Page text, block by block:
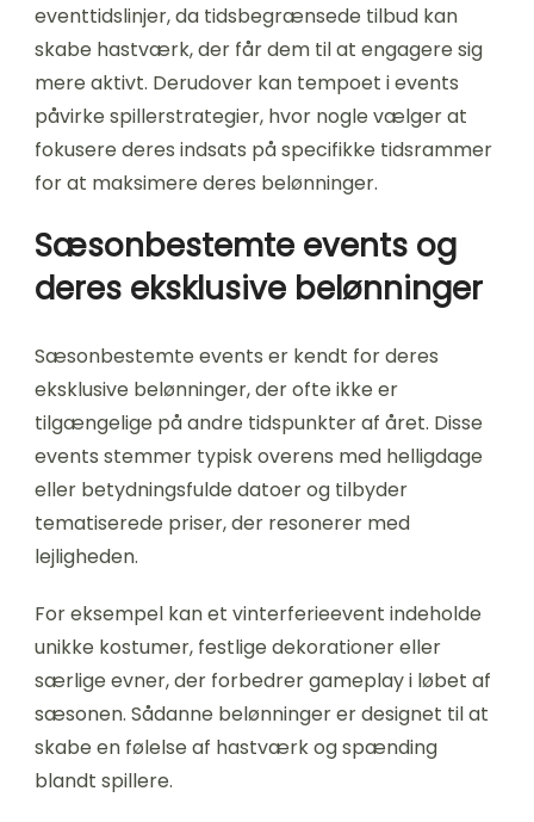
eventtidslinjer, da tidsbegrænsede tilbud kan
skabe hastværk, der får dem til at engagere sig
mere aktivt. Derudover kan tempoet i events
påvirke spillerstrategier, hvor nogle vælger at
fokusere deres indsats på specifikke tidsrammer
for at maksimere deres belønninger.
Sæsonbestemte events og
deres eksklusive belønninger
Sæsonbestemte events er kendt for deres
eksklusive belønninger, der ofte ikke er
tilgængelige på andre tidspunkter af året. Disse
events stemmer typisk overens med helligdage
eller betydningsfulde datoer og tilbyder
tematiserede priser, der resonerer med
lejligheden.
For eksempel kan et vinterferieevent indeholde
unikke kostumer, festlige dekorationer eller
særlige evner, der forbedrer gameplay i løbet af
sæsonen. Sådanne belønninger er designet til at
skabe en følelse af hastværk og spænding
blandt spillere.